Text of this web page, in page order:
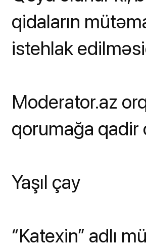
qidaların
istehlak
Moderator.az
qorumağa qadir
Yaşıl çay
“Katexin” adlı